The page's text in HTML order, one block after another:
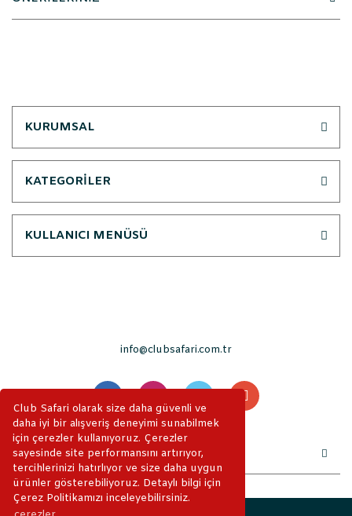
Club Safari olarak size daha güvenli ve
daha iyi bir alışveriş deneyimi sunabilmek
için çerezler kullanıyoruz. Çerezler
sayesinde site performansını artırıyor,
tercihlerinizi hatırlıyor ve size daha uygun
ürünler gösterebiliyoruz. Detaylı bilgi için
Çerez Politikamızı inceleyebilirsiniz.
KURUMSAL
KATEGORİLER
KULLANICI MENÜSÜ
info@clubsafari.com.tr